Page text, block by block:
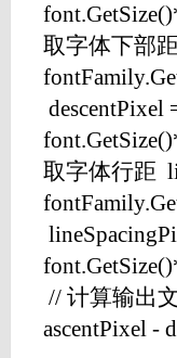
取字体下部
descentPixel
取字体行距
// 计算输出
ascentPixel -